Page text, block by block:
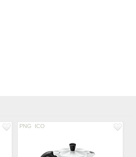
PNG ICO